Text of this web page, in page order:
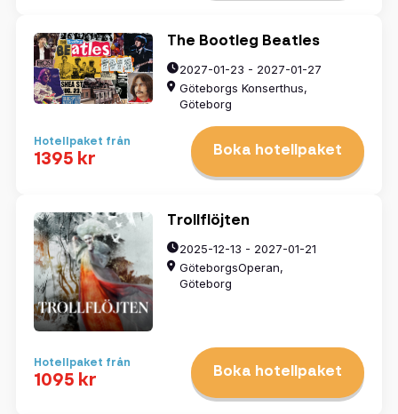
The Bootleg Beatles
2027-01-23 - 2027-01-27
Göteborgs Konserthus,
Göteborg
Hotellpaket från
1395 kr Boka hotellpaket
Trollflöjten
2025-12-13 - 2027-01-21
GöteborgsOperan,
Göteborg
Hotellpaket från
1095 kr Boka hotellpaket